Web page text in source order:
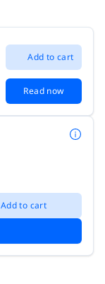
Add to cart
Read now
Add to cart